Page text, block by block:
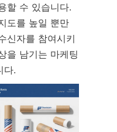
할 수 있습니다.
도를 높일 뿐만
신자를 참여시키
을 남기는 마케팅
다.